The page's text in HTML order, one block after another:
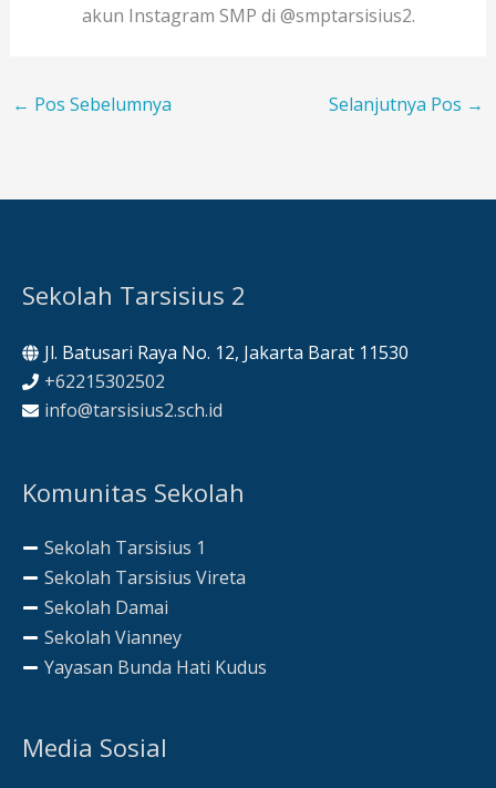
akun Instagram SMP di @smptarsisius2.
← Pos Sebelumnya Selanjutnya Pos →
Sekolah Tarsisius 2
Jl. Batusari Raya No. 12, Jakarta Barat 11530
+62215302502
info@tarsisius2.sch.id
Komunitas Sekolah
Sekolah Tarsisius 1
Sekolah Tarsisius Vireta
Sekolah Damai
Sekolah Vianney
Yayasan Bunda Hati Kudus
Media Sosial